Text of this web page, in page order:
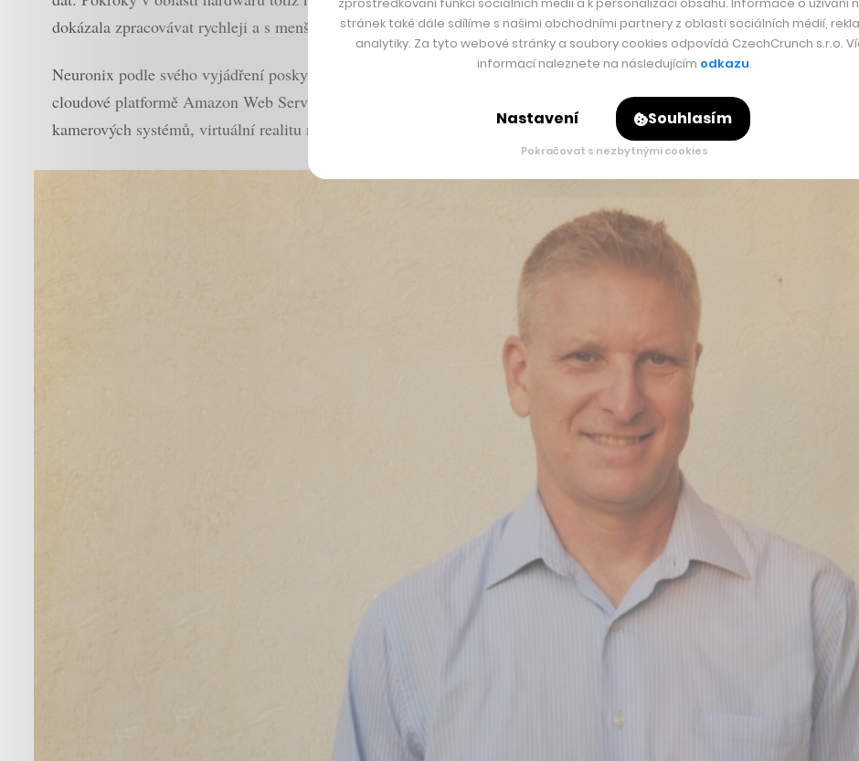
dokázala zpracovávat rychleji a s menší spotřebou energie.
Neuronix podle svého vyjádření poskytuje například více než šedesátinásobné zrychlení výkonu pro stahování videa.
cloudové platformě Amazon Web Services, což mu umožňuje rozvíjet spolupráci s potenciálními klienty a partnery.
kamerových systémů, virtuální realitu nebo autonomní systémy v dronech a samořídících autech.
stránek také dále sdílíme s našimi obchodními partnery z oblasti sociálních médií,
analytiky. Za tyto webové stránky a soubory cookies odpovídá CzechCrunch s.r.o.
informací naleznete na následujícím odkazu.
Nastavení Souhlasím
Pokračovat s nezbytnými cookies